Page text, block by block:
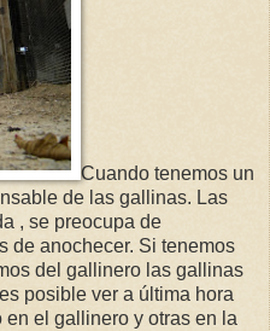
Cuando tenemos un
de las gallinas. Las
, se preocupa de
de anochecer. Si tenemos
del gallinero las gallinas
posible ver a última hora
el gallinero y otras en la